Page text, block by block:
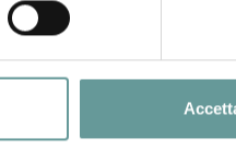
il-vulcano-bianco-